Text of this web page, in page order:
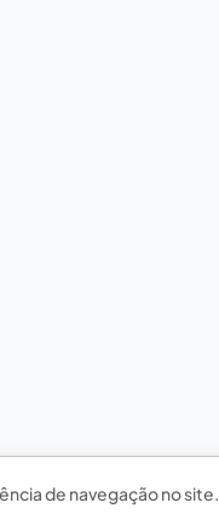
de navegação no site.